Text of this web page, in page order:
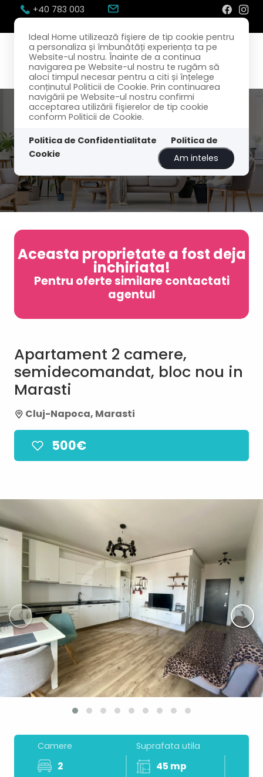
Ideal Home utilizează fişiere de tip cookie pentru
a personaliza și îmbunătăți experiența ta pe
Website-ul nostru. Înainte de a continua
navigarea pe Website-ul nostru te rugăm să
aloci timpul necesar pentru a citi și înțelege
conținutul Politicii de Cookie. Prin continuarea
navigării pe Website-ul nostru confirmi
acceptarea utilizării fişierelor de tip cookie
conform Politicii de Cookie.
Politica de Confidentialitate
Politica de
Cookie
Am inteles
+40 783 003
Aceasta proprietate a fost deja
inchiriata!
Pentru oferte similare contactati
agentul
Apartament 2 camere,
semidecomandat, bloc nou in
Marasti
Cluj-Napoca, Marasti
500€
‹ ›
Camere
2
Suprafata utila
45 mp